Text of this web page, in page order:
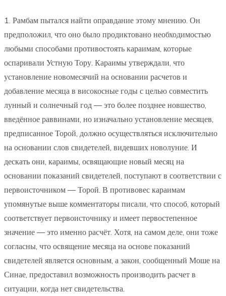
1. Рамбам пытался найти оправдание этому мнению. Он
предположил, что оно было продиктовано необходимостью
любыми способами противостоять караимам, которые
оспаривали Устную Тору. Караимы утверждали, что
установление новомесячий на основании расчетов и
добавление месяца в високосные годы с целью совместить
лунный и солнечный год — это более позднее новшество,
введённое раввинами, но изначально установление месяцев,
предписанное Торой, должно осуществляться исключительно
на основании слов свидетелей, видевших новолуние. И
дескать они, караимы, освящающие новый месяц на
основании показаний свидетелей, поступают в соответствии с
первоисточником — Торой. В противовес караимам
упомянутые выше комментаторы писали, что способ, который
соответствует первоисточнику и имеет первостепенное
значение — это именно расчёт. Хотя, на самом деле, они тоже
согласны, что освящение месяца на основе показаний
свидетелей является основным, а закон, сообщенный Моше на
Синае, предоставил возможность производить расчет в
ситуации, когда нет свидетельства.